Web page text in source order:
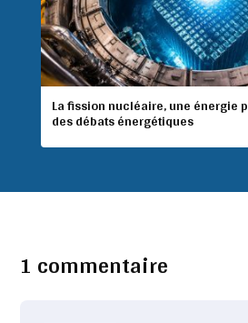
La fission nucléaire, une énergie
des débats énergétiques
1 commentaire